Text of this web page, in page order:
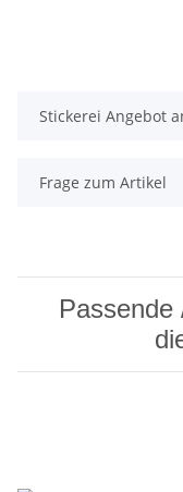
Stickerei Angebot
Frage zum Artikel
Passende